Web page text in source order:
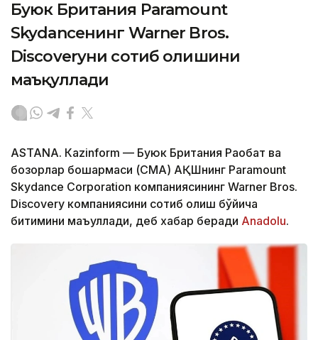
Буюк Британия Paramount
Skydanceнинг Warner Bros.
Discoveryни сотиб олишини
маъқуллади
ASTANА. Кazinform — Буюк Британия Рақобат ва
бозорлар бошқармаси (CМА) АҚШнинг Paramount
Skydance Corporation компаниясининг Warner Bros.
Discovery компаниясини сотиб олиш бўйича
битимини маъқуллади, деб хабар беради Аnadolu.